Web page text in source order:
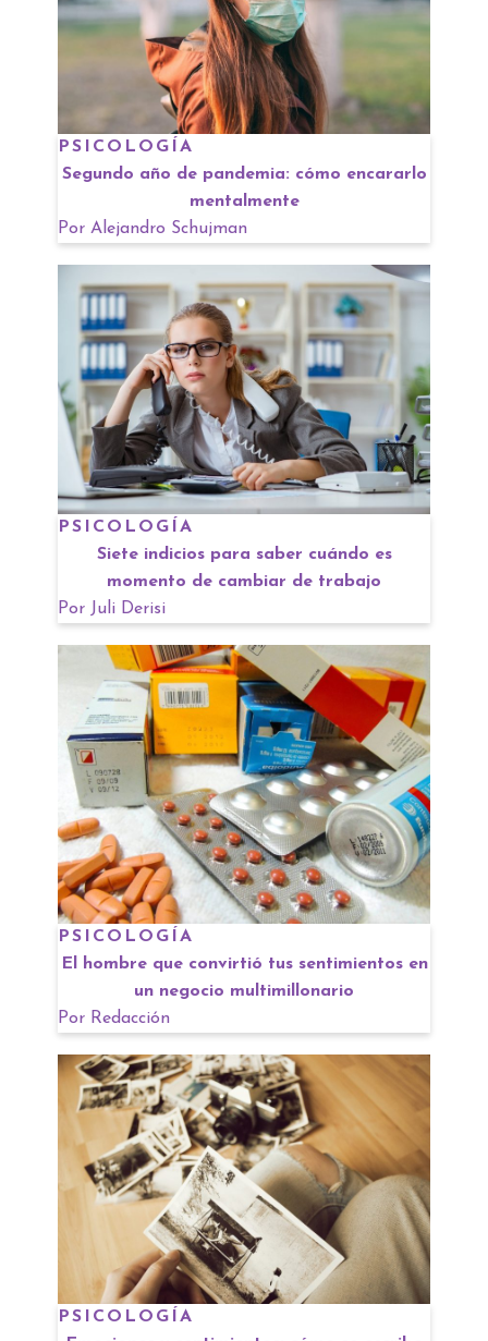
PSICOLOGÍA
Segundo año de pandemia: cómo encararlo
mentalmente
Por Alejandro Schujman
PSICOLOGÍA
Siete indicios para saber cuándo es
momento de cambiar de trabajo
Por Juli Derisi
PSICOLOGÍA
El hombre que convirtió tus sentimientos en
un negocio multimillonario
Por Redacción
PSICOLOGÍA